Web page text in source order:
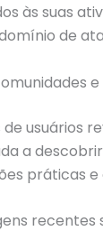
às suas
de
de usuários
a
práticas e